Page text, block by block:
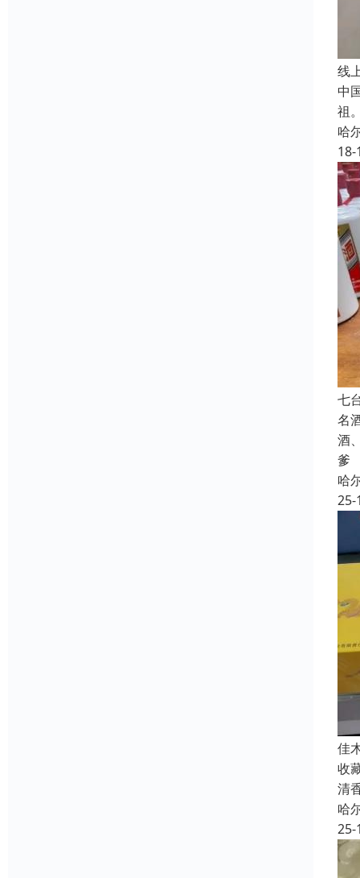
线
中
祖
哈
18-
七
名
酒
爹
哈
25-
佳
收
清
哈
25-